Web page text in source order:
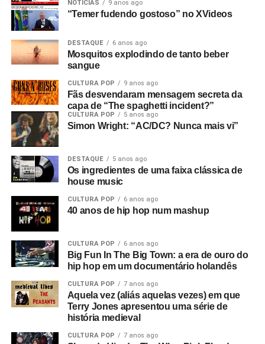
NOTÍCIAS 9 anos ago
“Temer fudendo gostoso” no XVideos
DESTAQUE 6 anos ago
Mosquitos explodindo de tanto beber
sangue
CULTURA POP 9 anos ago
Fãs desvendaram mensagem secreta da
capa de “The spaghetti incident?”
CULTURA POP 5 anos ago
Simon Wright: “AC/DC? Nunca mais vi”
DESTAQUE 5 anos ago
Os ingredientes de uma faixa clássica de
house music
CULTURA POP 6 anos ago
40 anos de hip hop num mashup
CULTURA POP 6 anos ago
Big Fun In The Big Town: a era de ouro do
hip hop em um documentário holandês
CULTURA POP 7 anos ago
Aquela vez (aliás aquelas vezes) em que
Terry Jones apresentou uma série de
história medieval
CULTURA POP 7 anos ago